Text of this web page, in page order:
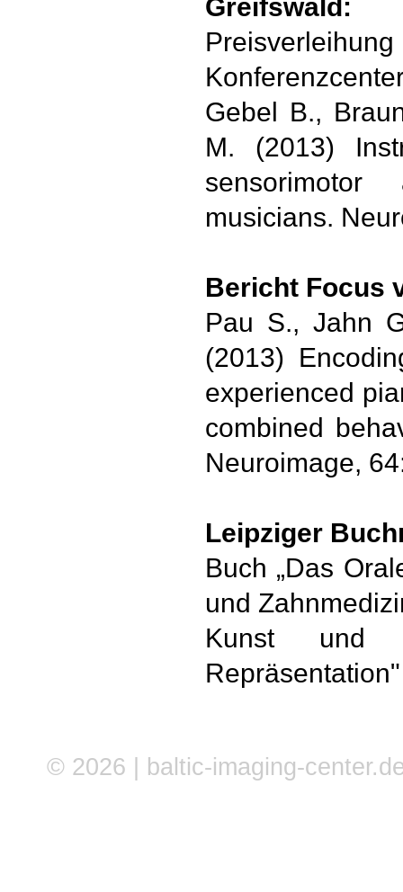
Greifswald:
Gebel B.,
M. (2013)
musicians.
Bericht Focus
Pau S., Jahn
(2013)
experienced
combined
Neuroimage,
Leipziger
Buch „Das
und
Kunst und
Repräsentation"
© 2026 | baltic-imaging-